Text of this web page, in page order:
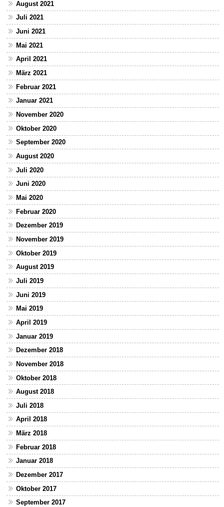
August 2021
Juli 2021
Juni 2021
Mai 2021
April 2021
März 2021
Februar 2021
Januar 2021
November 2020
Oktober 2020
September 2020
August 2020
Juli 2020
Juni 2020
Mai 2020
Februar 2020
Dezember 2019
November 2019
Oktober 2019
August 2019
Juli 2019
Juni 2019
Mai 2019
April 2019
Januar 2019
Dezember 2018
November 2018
Oktober 2018
August 2018
Juli 2018
April 2018
März 2018
Februar 2018
Januar 2018
Dezember 2017
Oktober 2017
September 2017